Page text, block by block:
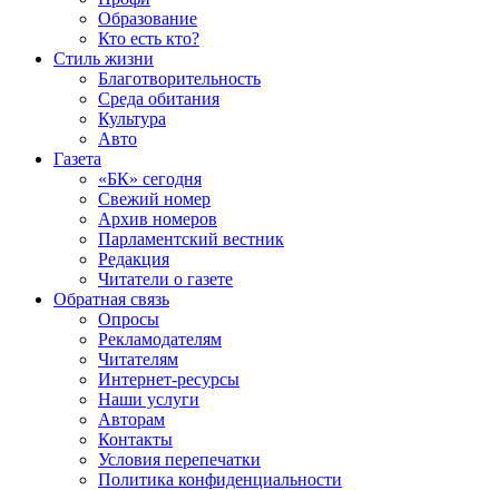
Образование
Кто есть кто?
Стиль жизни
Благотворительность
Среда обитания
Культура
Авто
Газета
«БК» сегодня
Свежий номер
Архив номеров
Парламентский вестник
Редакция
Читатели о газете
Обратная связь
Опросы
Рекламодателям
Читателям
Интернет-ресурсы
Наши услуги
Авторам
Контакты
Условия перепечатки
Политика конфиденциальности